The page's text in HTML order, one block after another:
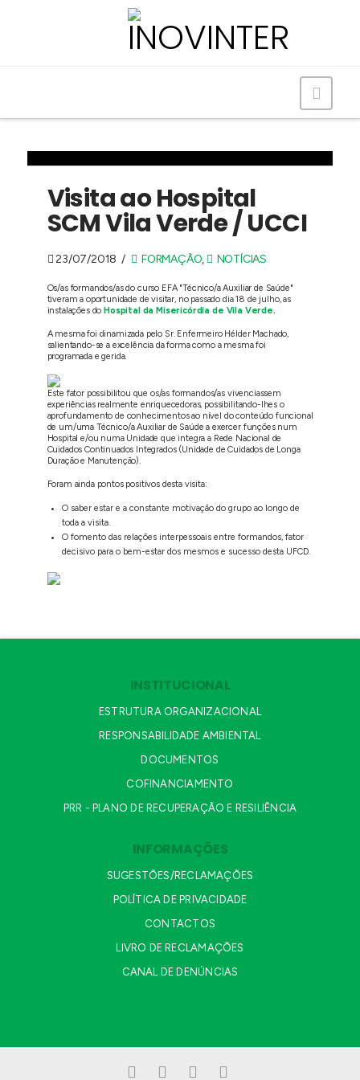
Visita ao Hospital
SCM Vila Verde / UCCI
23/07/2018 FORMAÇÃO, NOTÍCIAS
Os/as formandos/as do curso EFA "Técnico/a Auxiliar de Saúde"
tiveram a oportunidade de visitar, no passado dia 18 de julho, as
instalações do Hospital da Misericórdia de Vila Verde.
A mesma foi dinamizada pelo Sr. Enfermeiro Hélder Machado,
salientando-se a excelência da forma como a mesma foi
programada e gerida.
Este fator possibilitou que os/as formandos/as vivenciassem
experiências realmente enriquecedoras, possibilitando-lhes o
aprofundamento de conhecimentos ao nível do conteúdo funcional
de um/uma Técnico/a Auxiliar de Saúde a exercer funções num
Hospital e/ou numa Unidade que integra a Rede Nacional de
Cuidados Continuados Integrados (Unidade de Cuidados de Longa
Duração e Manutenção).
Foram ainda pontos positivos desta visita:
O saber estar e a constante motivação do grupo ao longo de
toda a visita.
O fomento das relações interpessoais entre formandos, fator
decisivo para o bem-estar dos mesmos e sucesso desta UFCD.
INSTITUCIONAL
ESTRUTURA ORGANIZACIONAL
RESPONSABILIDADE AMBIENTAL
DOCUMENTOS
COFINANCIAMENTO
PRR - PLANO DE RECUPERAÇÃO E RESILIÊNCIA
INFORMAÇÕES
SUGESTÕES/RECLAMAÇÕES
POLÍTICA DE PRIVACIDADE
CONTACTOS
LIVRO DE RECLAMAÇÕES
CANAL DE DENÚNCIAS